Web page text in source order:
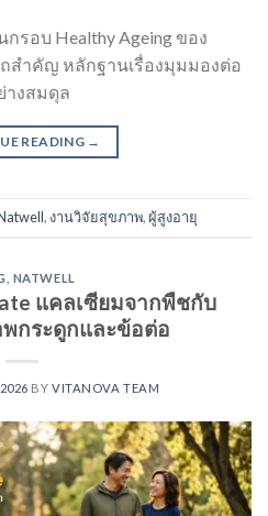
รอบ Healthy Ageing ของ
สำคัญ หลักฐานเรื่องมุมมองต่อ
างสมดุล
READING →
, งานวิจัยสุขภาพ,ผู้สูงอายุ
NATWELL
แคลเซียมจากพืชกับ
กระดูกและข้อต่อ
BYVITANOVA TEAM